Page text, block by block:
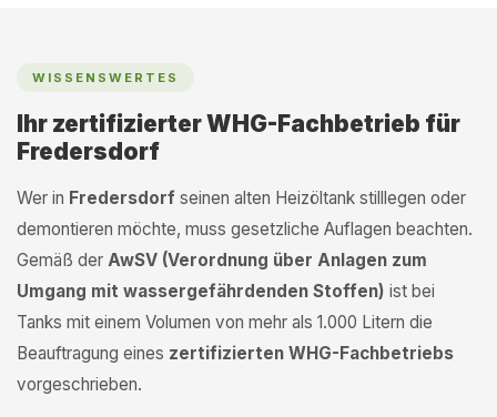
WISSENSWERTES
Ihr zertifizierter WHG-Fachbetrieb für
Fredersdorf
Wer in Fredersdorf seinen alten Heizöltank stilllegen oder
demontieren möchte, muss gesetzliche Auflagen beachten.
Gemäß der AwSV (Verordnung über Anlagen zum
Umgang mit wassergefährdenden Stoffen) ist bei
Tanks mit einem Volumen von mehr als 1.000 Litern die
Beauftragung eines zertifizierten WHG-Fachbetriebs
vorgeschrieben.